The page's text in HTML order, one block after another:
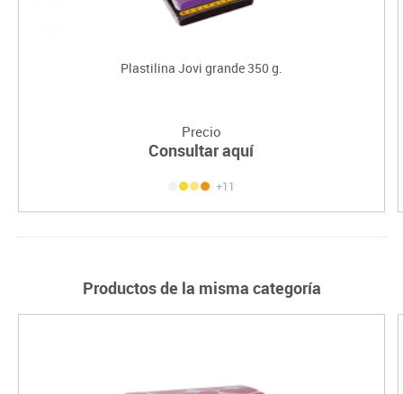
Plastilina Jovi grande 350 g.
Precio
Consultar aquí
+11
Productos de la misma categoría